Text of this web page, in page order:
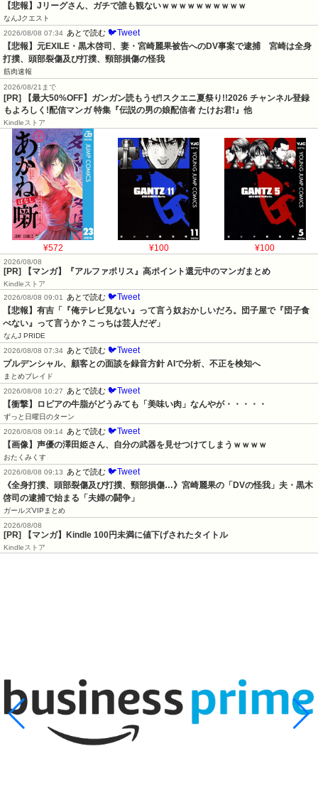
【悲報】Jリーグさん、ガチで誰も観ないｗｗｗｗｗｗｗｗｗｗ
なんJクエスト
2026/08/08 07:34 あとで読む 🐦Tweet
【悲報】元EXILE・黒木啓司、妻・宮崎麗果被告へのDV事案で逮捕　宮崎は全身
打撲、頭部裂傷及び打撲、頸部損傷の怪我
筋肉速報
2026/08/21まで
[PR] 【最大50%OFF】ガンガン読もうぜ!スクエニ夏祭り!!2026 チャンネル登録
もよろしく!配信マンガ 特集『伝説の男の娘配信者 たけお君!』他
Kindleストア
¥572 ¥100 ¥100
2026/08/08
[PR] 【マンガ】『アルファポリス』高ポイント還元中のマンガまとめ
Kindleストア
2026/08/08 09:01
あとで読む 🐦Tweet
【悲報】有吉「『俺テレビ見ない』って言う奴おかしいだろ。団子屋で『団子食
べない』って言うか？こっちは芸人だぞ」
なんJ PRIDE
2026/08/08 07:34 あとで読む 🐦Tweet
プルデンシャル、顧客との面談を録音方針 AIで分析、不正を検知へ
まとめブレイド
2026/08/08 10:27
あとで読む 🐦Tweet
【衝撃】ロピアの牛脂がどうみても「美味い肉」なんやが・・・・・
ずっと日曜日のターン
2026/08/08 09:14 あとで読む 🐦Tweet
【画像】声優の澤田姫さん、自分の武器を見せつけてしまうｗｗｗｗ
おたくみくす
2026/08/08 09:13
あとで読む 🐦Tweet
《全身打撲、頭部裂傷及び打撲、頸部損傷…》宮崎麗果の「DVの怪我」夫・黒木
啓司の逮捕で始まる「夫婦の闘争」
ガールズVIPまとめ
2026/08/08
[PR] 【マンガ】Kindle 100円未満に値下げされたタイトル
Kindleストア